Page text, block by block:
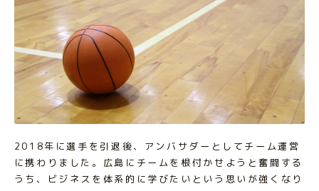
2018年に選手を引退後、アンバサダーとしてチーム運営
に携わりました。広島にチームを根付かせようと奮闘する
うち、ビジネスを体系的に学びたいという思いが強くなり